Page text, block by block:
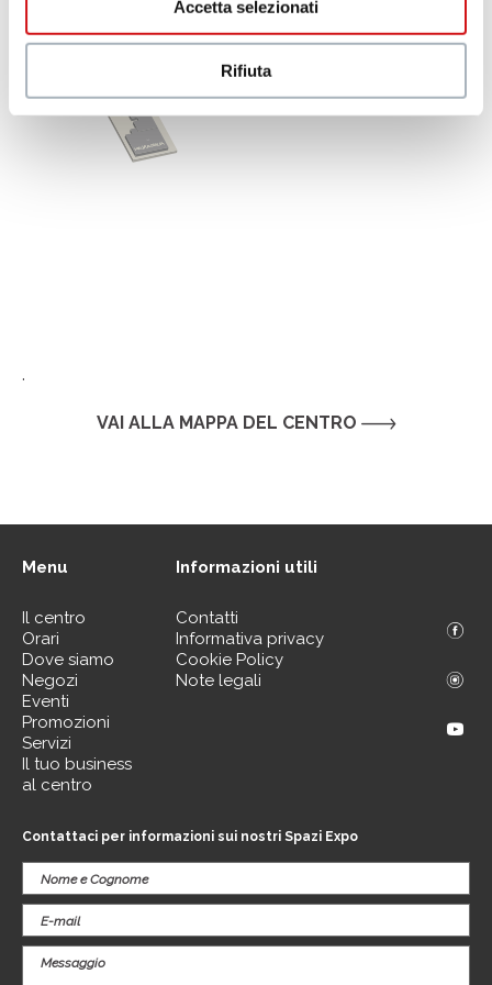
Accetta selezionati
Rifiuta
.
VAI ALLA MAPPA DEL CENTRO
Menu
Il centro
Orari
Dove siamo
Negozi
Eventi
Promozioni
Servizi
Il tuo business
al centro
Informazioni utili
Contatti
Informativa privacy
Cookie Policy
Note legali
Contattaci per informazioni sui nostri Spazi Expo